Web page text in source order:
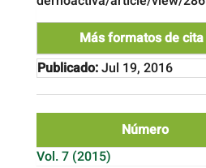
Más formatos de cita
Publicado:Jul 19, 2016
Número
Vol. 7 (2015)